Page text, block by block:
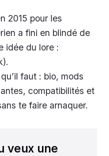
2015 pour les
a fini en blindé de
idée du lore :
faut : bio, mods
compatibilités et
te faire arnaquer.
veux une